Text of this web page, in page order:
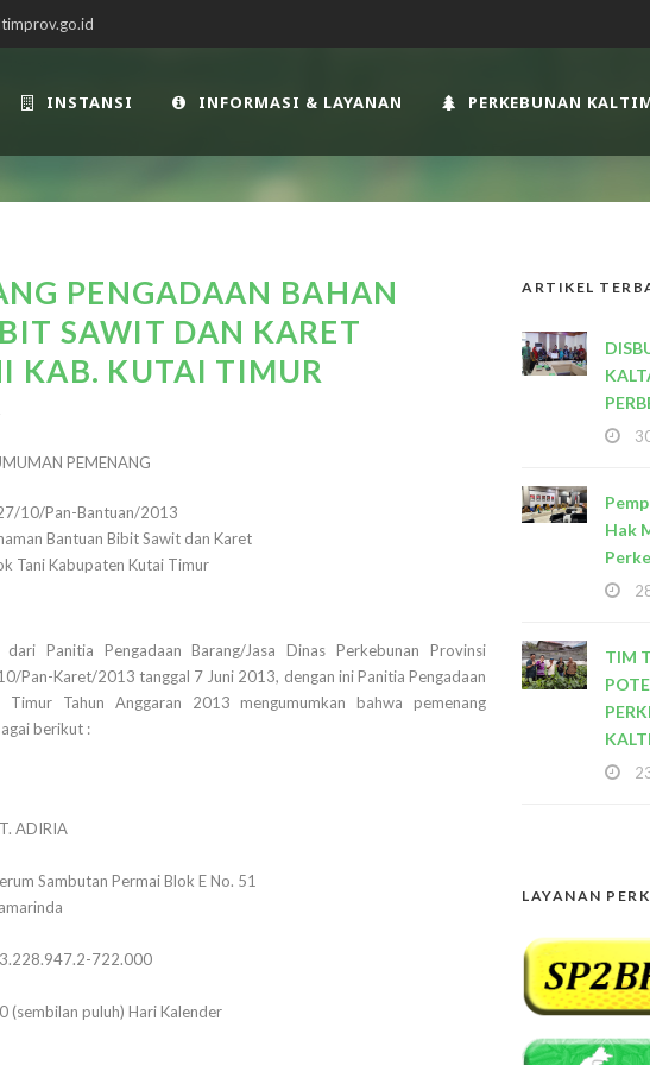
INSTANSI INFORMASI & LAYANAN PERKEBUNAN
PENGADAAN BAHAN
SAWIT DAN KARET
KAB. KUTAI TIMUR
PEMENANG
10/Pan-Bantuan/2013
Bantuan Bibit Sawit dan Karet
Tani Kabupaten Kutai Timur
Panitia Pengadaan Barang/Jasa Dinas Perkebunan Provinsi
Pan-Karet/2013 tanggal 7 Juni 2013, dengan ini Panitia Pengadaan
Timur Tahun Anggaran 2013 mengumumkan bahwa pemenang
berikut :
ADIRIA
Sambutan Permai Blok E No. 51
722.000
(sembilan puluh) Hari Kalender
ARTIKEL
Hak
TIM
LAYANAN